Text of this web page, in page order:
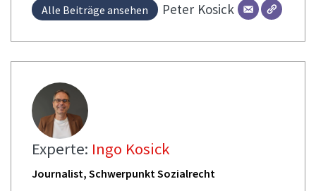
Alle Beiträge ansehen Peter Kosick
Experte: Ingo Kosick
Journalist, Schwerpunkt Sozialrecht